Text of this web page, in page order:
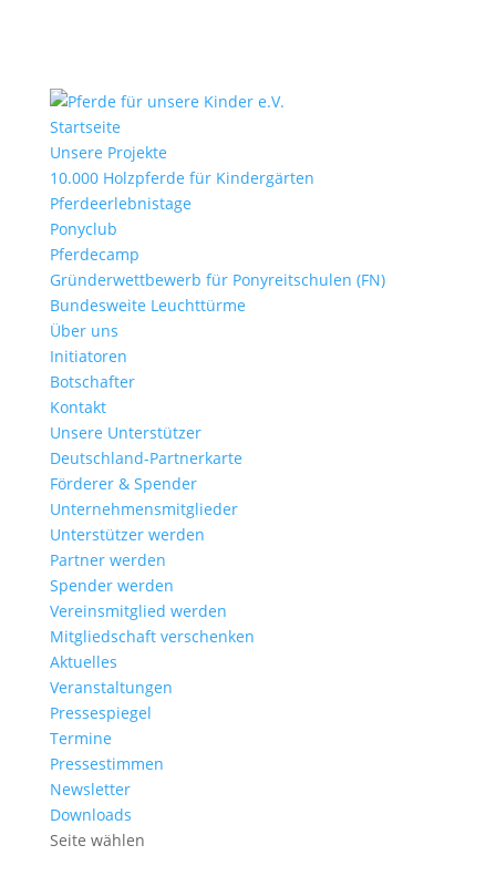
Startseite
Unsere Projekte
10.000 Holzpferde für Kindergärten
Pferdeerlebnistage
Ponyclub
Pferdecamp
Gründerwettbewerb für Ponyreitschulen (FN)
Bundesweite Leuchttürme
Über uns
Initiatoren
Botschafter
Kontakt
Unsere Unterstützer
Deutschland-Partnerkarte
Förderer & Spender
Unternehmensmitglieder
Unterstützer werden
Partner werden
Spender werden
Vereinsmitglied werden
Mitgliedschaft verschenken
Aktuelles
Veranstaltungen
Pressespiegel
Termine
Pressestimmen
Newsletter
Downloads
Seite wählen